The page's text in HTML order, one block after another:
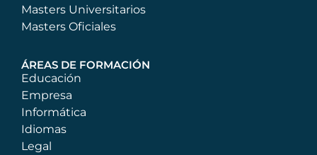
Masters Universitarios
Masters Oficiales
ÁREAS DE FORMACIÓN
Educación
Empresa
Informática
Idiomas
Legal